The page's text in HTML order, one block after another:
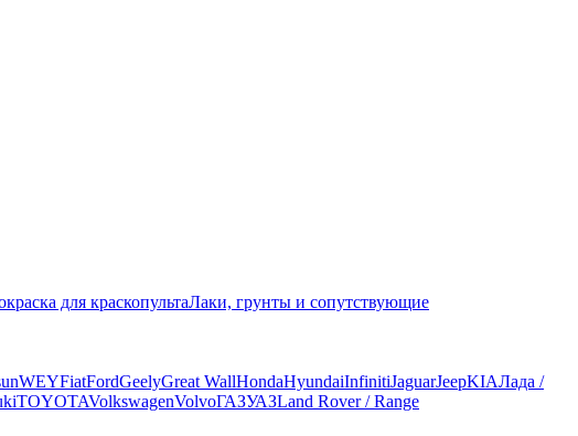
для краскопультаЛаки, грунты и сопутствующие
WEYFiatFordGeelyGreat WallHondaHyundaiInfinitiJaguarJeepKIAЛада /
TOYOTAVolkswagenVolvoГАЗУАЗLand Rover / Range